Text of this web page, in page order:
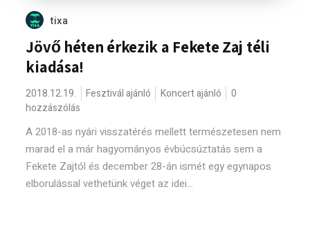
tixa
Jövő héten érkezik a Fekete Zaj téli
kiadása!
2018.12.19. Fesztivál ajánló Koncert ajánló
0
hozzászólás
A 2018-as nyári visszatérés mellett természetesen nem
marad el a már hagyományos évbúcsúztatás sem a
Fekete Zajtól és december 28-án ismét egy egynapos
elborulással vethetünk véget az idei...